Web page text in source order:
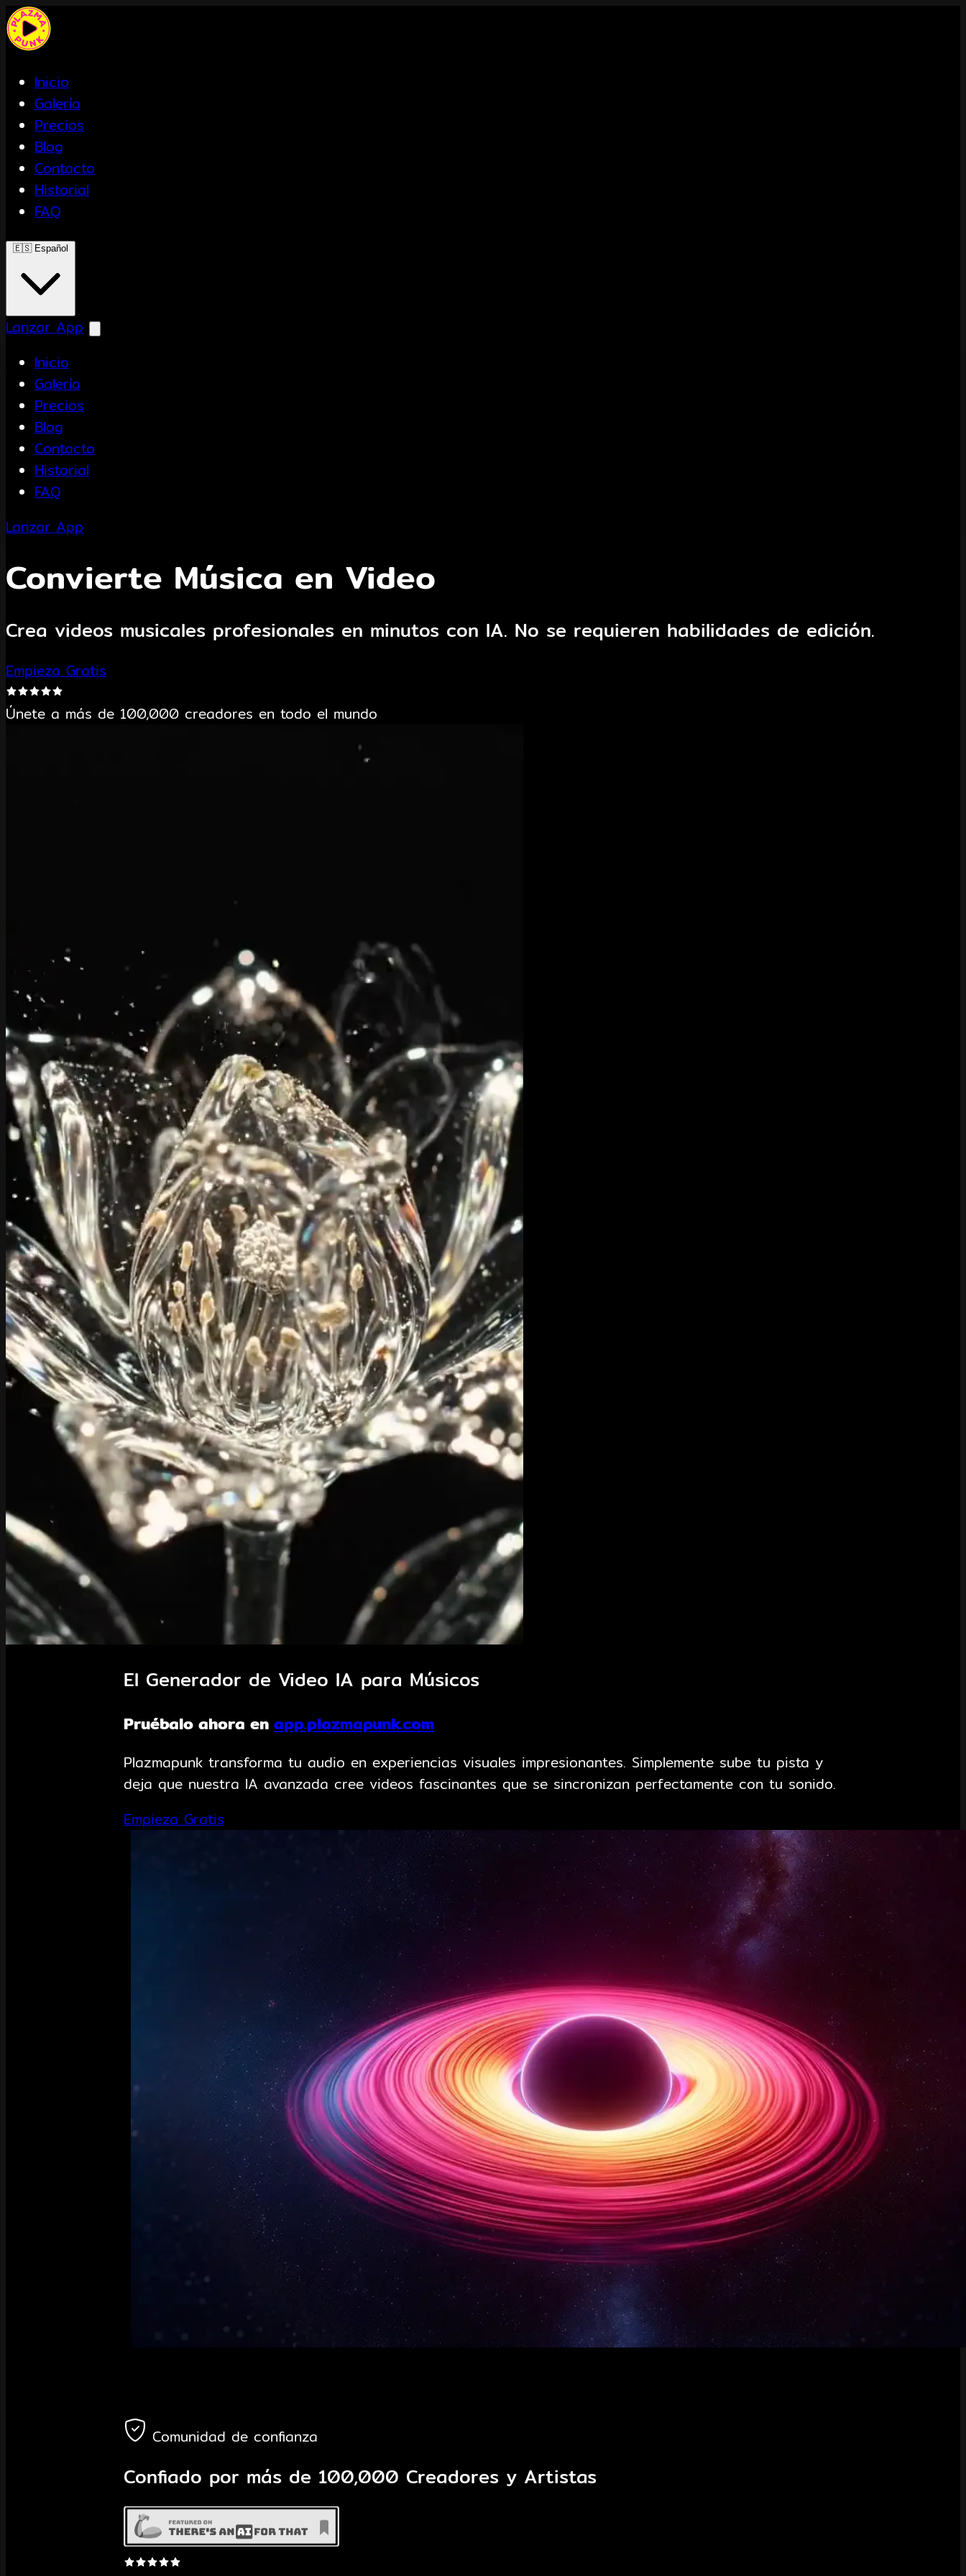
Inicio
Galería
Precios
Blog
Contacto
Historial
FAQ
🇪🇸 Español
Lanzar App
Inicio
Galería
Precios
Blog
Contacto
Historial
FAQ
Lanzar App
Convierte Música en Video
Crea videos musicales profesionales en minutos con IA. No se requieren habilidades de edición.
Empieza Gratis
Únete a más de 100,000 creadores en todo el mundo
El Generador de Video IA para Músicos
Pruébalo ahora en app.plazmapunk.com
Plazmapunk transforma tu audio en experiencias visuales impresionantes. Simplemente sube tu pista y
deja que nuestra IA avanzada cree videos fascinantes que se sincronizan perfectamente con tu sonido.
Empieza Gratis
Comunidad de confianza
Confiado por más de 100,000 Creadores y Artistas